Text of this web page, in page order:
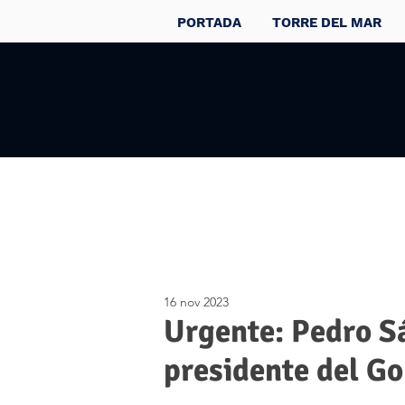
PORTADA TORRE DEL MAR
Urgente: Pedro
presidente del
16 nov 2023